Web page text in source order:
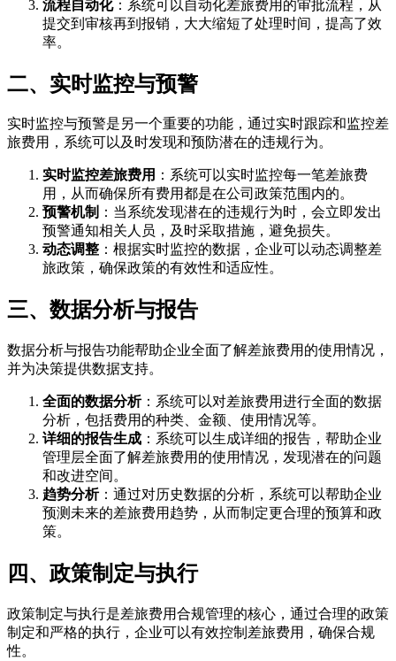
流程自动化：系统可以自动化差旅费用的审批流程，从
提交到审核再到报销，大大缩短了处理时间，提高了效
率。
二、实时监控与预警
实时监控与预警是另一个重要的功能，通过实时跟踪和监控差
旅费用，系统可以及时发现和预防潜在的违规行为。
实时监控差旅费用 ：系统可以实时监控每一笔差旅费
用，从而确保所有费用都是在公司政策范围内的。
预警机制 ：当系统发现潜在的违规行为时，会立即发出
预警通知相关人员，及时采取措施，避免损失。
动态调整 ：根据实时监控的数据，企业可以动态调整差
旅政策，确保政策的有效性和适应性。
三、数据分析与报告
数据分析与报告功能帮助企业全面了解差旅费用的使用情况，
并为决策提供数据支持。
全面的数据分析：系统可以对差旅费用进行全面的数据
分析，包括费用的种类、金额、使用情况等。
详细的报告生成 ：系统可以生成详细的报告，帮助企业
管理层全面了解差旅费用的使用情况，发现潜在的问题
和改进空间。
趋势分析：通过对历史数据的分析，系统可以帮助企业
预测未来的差旅费用趋势，从而制定更合理的预算和政
策。
四、政策制定与执行
政策制定与执行是差旅费用合规管理的核心，通过合理的政策
制定和严格的执行，企业可以有效控制差旅费用，确保合规
性。